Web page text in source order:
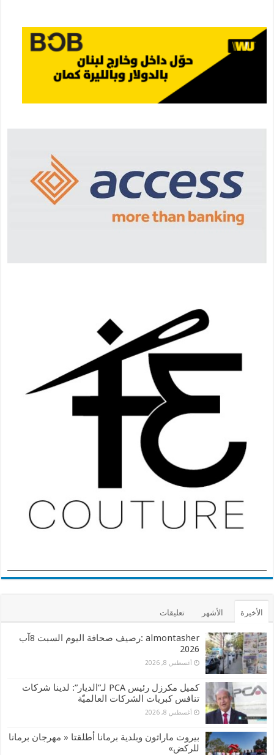
الأخيرة الأشهر تعليقات
almontasher :رصيف صحافة اليوم السبت 8آب
2026
أغسطس 8, 2026
كميل مكرزل رئيس PCA لـ”الديار”: لدينا شركات
تنافس كبريات الشركات العالميّة
أغسطس 8, 2026
بيروت ماراثون وبلدية برمانا أطلقتا « مهرجان برمانا
للركض»